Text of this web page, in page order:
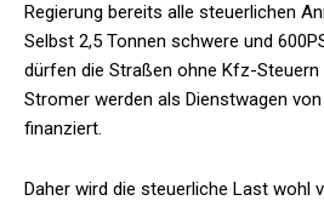
Regierung bereits alle steuerlichen
Selbst 2,5 Tonnen schwere und
dürfen die Straßen ohne Kfz-
Stromer werden als Dienstwagen
finanziert.
Daher wird die steuerliche Last wohl